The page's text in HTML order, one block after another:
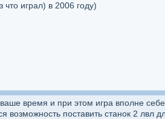
играл) в 2006 году)
время и при этом игра вполне
возможность поставить станок 2